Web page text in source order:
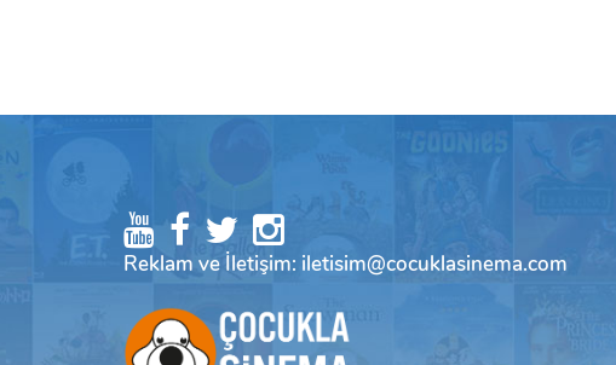
Reklam ve İletişim: iletisim@cocuklasinema.com